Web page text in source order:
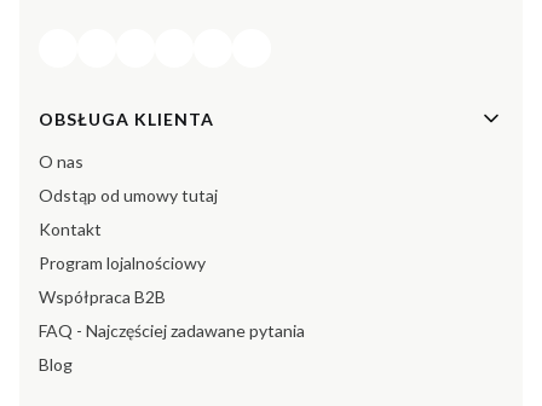
Linki w stopce
OBSŁUGA KLIENTA
O nas
Odstąp od umowy tutaj
Kontakt
Program lojalnościowy
Współpraca B2B
FAQ - Najczęściej zadawane pytania
Blog